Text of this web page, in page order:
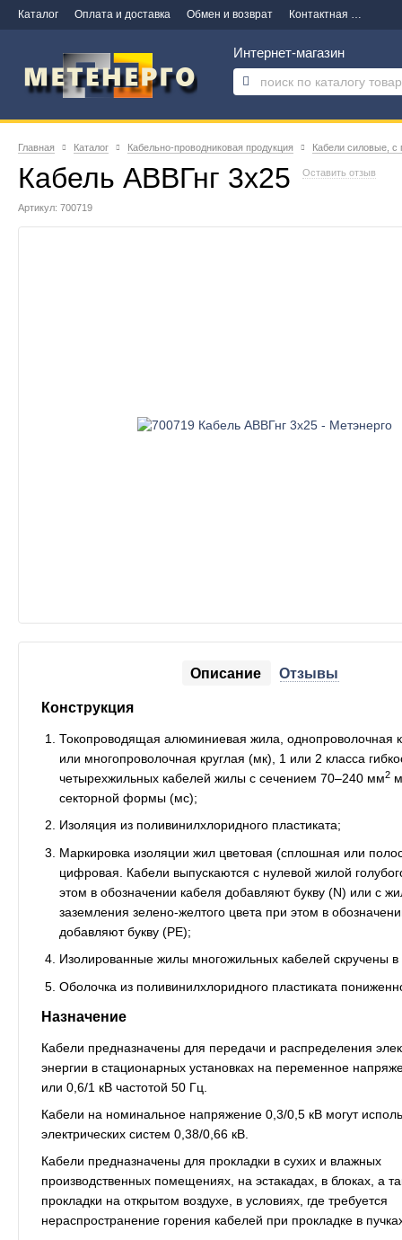
Каталог Оплата и доставка Обмен и возврат Контактная информация
Интернет-магазин
Главная Каталог Кабельно-проводниковая продукция Кабели силовые, с
Кабель АВВГнг 3х25 Оставить отзыв
Артикул: 700719
Описание Отзывы
Конструкция
Токопроводящая алюминиевая жила, однопроволочная
или многопроволочная круглая (мк), 1 или 2 класса
четырехжильных кабелей жилы с сечением 70–240 мм2
секторной формы (мс);
Изоляция из поливинилхлоридного пластиката;
Маркировка изоляции жил цветовая (сплошная или
цифровая. Кабели выпускаются с нулевой жилой
этом в обозначении кабеля добавляют букву (N) или с
заземления зелено-желтого цвета при этом в
добавляют букву (РЕ);
Изолированные жилы многожильных кабелей скручены в
Оболочка из поливинилхлоридного пластиката
Назначение
Кабели предназначены для передачи и распределения
энергии в стационарных установках на переменное
или 0,6/1 кВ частотой 50 Гц.
Кабели на номинальное напряжение 0,3/0,5 кВ могут
электрических систем 0,38/0,66 кВ.
Кабели предназначены для прокладки в сухих и влажных
производственных помещениях, на эстакадах, в блоках, а
прокладки на открытом воздухе, в условиях, где требуется
нераспространение горения кабелей при прокладке в